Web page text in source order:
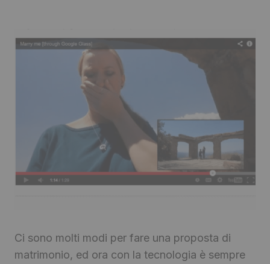
Ci sono molti modi per fare una proposta di
matrimonio, ed ora con la tecnologia è sempre